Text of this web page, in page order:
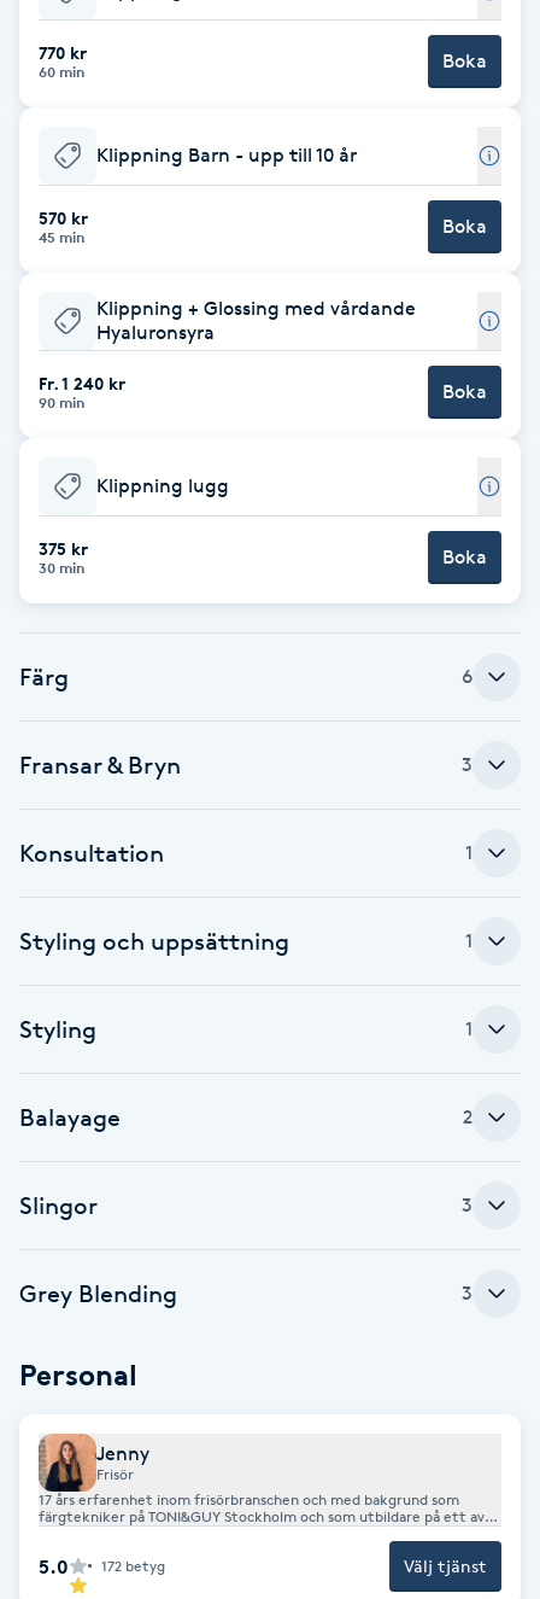
Babylights
Balayage
Barber
Barnklippning
BIAB
Blowout
Bottenfärg
Brynplockning
Bröllopsuppsättning
Coachning
Color correction
D
Dermapen
E
Extensions
770 kr
60 min Boka
Klippning Barn - upp till 10 år
570 kr
45 min Boka
Klippning + Glossing med vårdande
Hyaluronsyra
Fr. 1 240 kr
90 min Boka
Klippning lugg
375 kr
30 min Boka
Färg 6
Fransar & Bryn 3
Konsultation 1
Styling och uppsättning 1
Styling 1
Balayage 2
Slingor 3
Grey Blending 3
Personal
Jenny
Frisör
17 års erfarenhet inom frisörbranschen och med bakgrund som
färgtekniker på TONI&GUY Stockholm och som utbildare på ett av
tyda att en stor passion i livet är färg. Ingår i L'ORÉAL Professionnels
frilansteam och fortbildar frisörer runt om i hela landet.
5.0 172 betyg Välj tjänst